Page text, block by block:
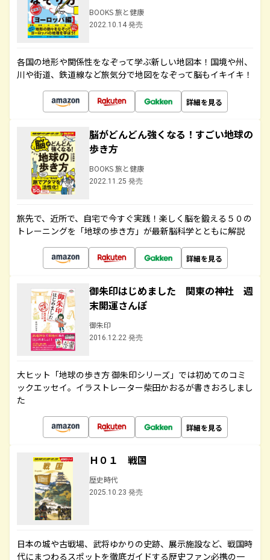
BOOKS 旅と健康
2022.10.14 発売
各国の地形や関係性をなぞって学ぶ新しい地図本！国境や州、
川や街道、鉄道線など旅気分で地図をなぞって脳もイキイキ！
詳細を見る
脳がどんどん強くなる！すごい地球の
歩き方
BOOKS 旅と健康
2022.11.25 発売
旅先で、近所で、自宅で今すぐ実践！楽しく脳を鍛える５０の
トレーニングを「地球の歩き方」が最新脳科学とともに解説
詳細を見る
御朱印はじめました 関東の神社 週
末開運さんぽ
御朱印
2016.12.22 発売
大ヒット「地球の歩き方 御朱印シリーズ」では初めてのコミ
ックエッセイ。イラストレーター柴田かおるが書きおろしまし
た
詳細を見る
Ｈ０１ 戦国
歴史時代
2025.10.23 発売
日本の城や古戦場、武将ゆかりの史跡、展示施設など、戦国時
代にまつわるスポットを徹底ガイドする歴史ファン必携の一